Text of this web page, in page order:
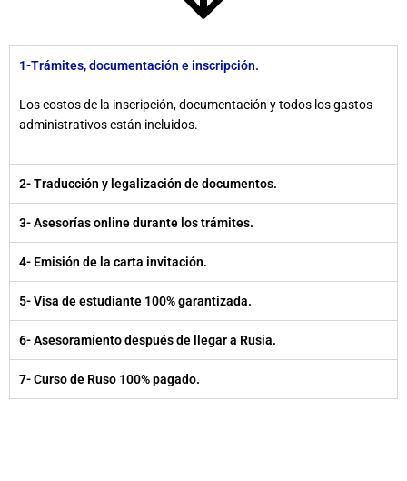
1-Trámites, documentación e inscripción.
Los costos de la inscripción, documentación y todos los gastos
administrativos están incluidos.
2- Traducción y legalización de documentos.
3- Asesorías online durante los trámites.
4- Emisión de la carta invitación.
5- Visa de estudiante 100% garantizada.
6- Asesoramiento después de llegar a Rusia.
7- Curso de Ruso 100% pagado.